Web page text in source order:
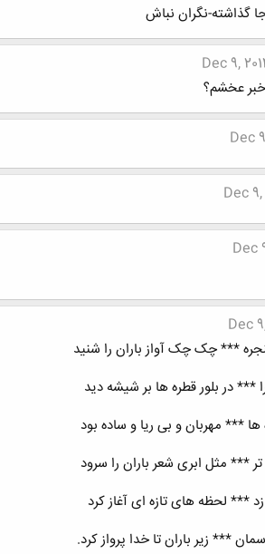
گذاشته-نگران نباش
Dec 9,
عخشم؟
Dec
Dec 9,
Dec
Dec
*** چک چک آواز باران را شنید
*** در بلور قطره ها بر شیشه دید
ها *** مهربان و بی ریا و ساده بود
*** مثل ابری شعر باران را سرود
*** لحظه های تازه ای آغاز کرد
*** زیر باران تا خدا پرواز کرد.